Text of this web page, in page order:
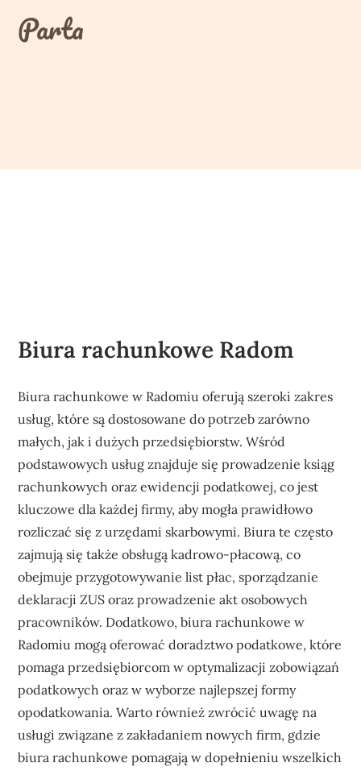
contentParta
Biura rachunkowe Radom
Biura rachunkowe w Radomiu oferują szeroki zakres
usług, które są dostosowane do potrzeb zarówno
małych, jak i dużych przedsiębiorstw. Wśród
podstawowych usług znajduje się prowadzenie ksiąg
rachunkowych oraz ewidencji podatkowej, co jest
kluczowe dla każdej firmy, aby mogła prawidłowo
rozliczać się z urzędami skarbowymi. Biura te często
zajmują się także obsługą kadrowo-płacową, co
obejmuje przygotowywanie list płac, sporządzanie
deklaracji ZUS oraz prowadzenie akt osobowych
pracowników. Dodatkowo, biura rachunkowe w
Radomiu mogą oferować doradztwo podatkowe, które
pomaga przedsiębiorcom w optymalizacji zobowiązań
podatkowych oraz w wyborze najlepszej formy
opodatkowania. Warto również zwrócić uwagę na
usługi związane z zakładaniem nowych firm, gdzie
biura rachunkowe pomagają w dopełnieniu wszelkich